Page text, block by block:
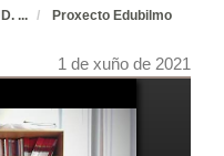
... Proxecto Edubilmo
1 de xuño de 2021